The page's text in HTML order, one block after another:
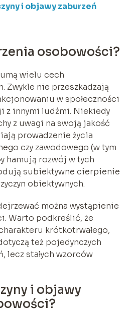
i objawy zaburzeń
osobowości?
wielu cech
Zwykle nie przeszkadzają
w społeczności
z innymi ludźmi. Niekiedy
z uwagi na swoją jakość
prowadzenie życia
czy zawodowego (w tym
hamują rozwój w tych
subiektywne cierpienie
obiektywnych.
można wystąpienie
Warto podkreślić, że
krótkotrwałego,
też pojedynczych
lecz stałych wzorców
i objawy